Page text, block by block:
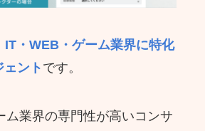
IT・WEB・ゲーム業界に特化
ェント です。
ム業界の専門性が高いコンサ